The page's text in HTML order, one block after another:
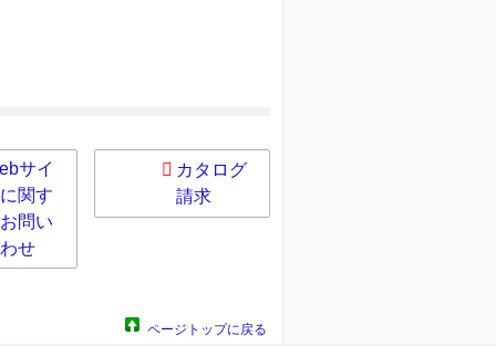
サイ
関す
問い
せ
カタログ
請求
ページトップに戻る